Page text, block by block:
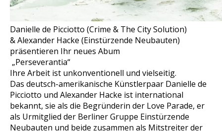
Danielle de Picciotto (Crime & The City Solution)
& Alexander Hacke (Einstürzende Neubauten)
präsentieren Ihr neues Abum
„Perseverantia“
Ihre Arbeit ist unkonventionell und vielseitig.
Das deutsch-amerikanische Künstlerpaar Danielle de
Picciotto und Alexander Hacke ist international
bekannt, sie als die Begründerin der Love Parade, er
als Urmitglied der Berliner Gruppe Einstürzende
Neubauten und beide zusammen als Mitstreiter der